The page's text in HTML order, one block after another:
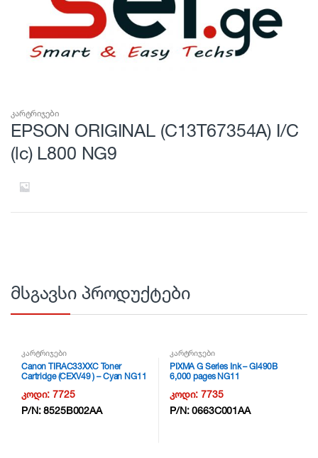
კარტრიჯები
EPSON ORIGINAL (C13T67354A) I/C
(lc) L800 NG9
მსგავსი პროდუქტები
კარტრიჯები
Canon TIRAC33XXC Toner
Cartridge (CEXV49 ) – Cyan NG11
კოდი:7725
P/N:8525B002AA
კარტრიჯები
PIXMA G Series Ink – GI490B
6,000 pages NG11
კოდი:7735
P/N:0663C001AA